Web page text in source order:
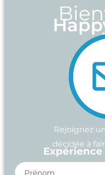
Rejoignez
décidée à